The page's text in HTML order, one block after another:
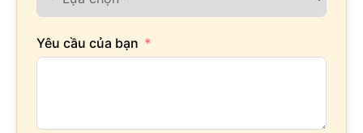
Yêu cầu của bạn